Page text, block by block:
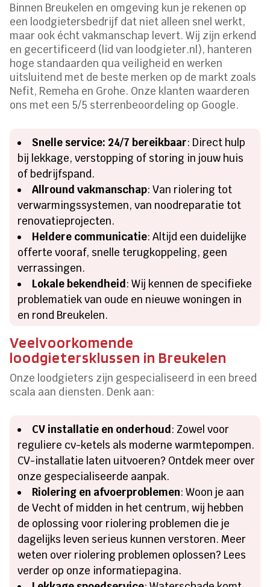
Binnen Breukelen en omgeving kun je rekenen op
een loodgietersbedrijf dat niet alleen snel werkt,
maar ook écht vakmanschap levert. Wij zijn erkend
en gecertificeerd (lid van loodgieter.nl), hanteren
hoge standaarden qua veiligheid en werken
uitsluitend met de beste merken op de markt zoals
Nefit, Remeha en Grohe. Onze klanten waarderen
ons met een 5/5 sterrenbeoordeling op Google.
Snelle service: 24/7 bereikbaar: Direct hulp
bij lekkage, verstopping of storing in jouw huis
of bedrijfspand.
Allround vakmanschap: Van riolering tot
verwarmingssystemen, van noodreparatie tot
renovatieprojecten.
Heldere communicatie: Altijd een duidelijke
offerte vooraf, snelle terugkoppeling, geen
verrassingen.
Lokale bekendheid: Wij kennen de specifieke
problematiek van oude en nieuwe woningen in
en rond Breukelen.
Veelvoorkomende
loodgietersklussen in Breukelen
Onze loodgieters zijn gespecialiseerd in een breed
scala aan diensten. Denk aan:
CV installatie en onderhoud: Zowel voor
reguliere cv-ketels als moderne warmtepompen.
CV-installatie laten uitvoeren? Ontdek meer over
onze gespecialiseerde aanpak.
Riolering en afvoerproblemen: Woon je aan
de Vecht of midden in het centrum, wij hebben
de oplossing voor riolering problemen die je
dagelijks leven serieus kunnen verstoren. Meer
weten over riolering problemen oplossen? Lees
verder op onze informatiepagina.